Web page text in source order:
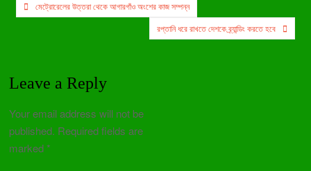
Postমেট্রোরেলের উত্তরা থেকে আগারগাঁও অংশের কাজ সম্পন্ন
রপ্তানি ধরে রাখতে দেশকে ব্র্যান্ডিং করতে হবে
Leave a Reply
Your email address will not be
published. Required fields are
marked *